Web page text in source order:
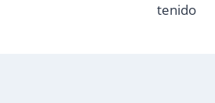
tenido